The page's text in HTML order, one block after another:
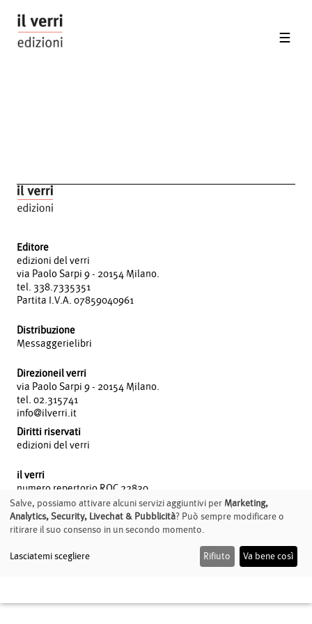
Editore
edizioni del verri
via Paolo Sarpi 9 - 20154 Milano.
tel. 338.7335351
Partita I.V.A. 07859040961
Distribuzione
Messaggerielibri
Direzioneil verri
via Paolo Sarpi 9 - 20154 Milano.
tel. 02.315741
info@ilverri.it
Diritti riservati
edizioni del verri
il verri
numero repertorio ROC 22830
WEB designer
Davide Bianchi
Salve, possiamo attivare alcuni servizi aggiuntivi per Marketing,
Analytics, Security, Livechat & Pubblicità? Può sempre modificare o
ritirare il suo consenso in un secondo momento.
Lasciatemi scegliere Rifiuto Va bene così